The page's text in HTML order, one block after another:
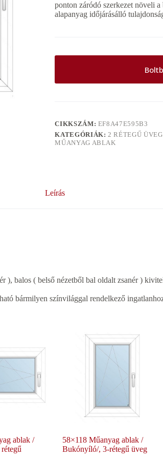
ponton záródó szerkezet növeli
alapanyag időjárásálló
CIKKSZÁM: EF8A47E595B3
KATEGÓRIÁK:2 RÉTEGŰ
MŰANYAG ABLAK
Leírás
), balos ( belső nézetből bal oldalt zsanér )
bármilyen színvilággal rendelkező
ablak /
58×118 Műanyag ablak /
Bukónyíló/, 3-rétegű üveg